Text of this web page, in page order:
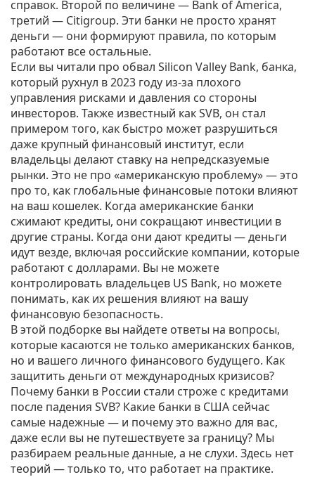
справок. Второй по величине — Bank of America,
третий — Citigroup. Эти банки не просто хранят
деньги — они формируют правила, по которым
работают все остальные.
Если вы читали про обвал Silicon Valley Bank, банка,
который рухнул в 2023 году из-за плохого
управления рисками и давления со стороны
инвесторов. Также известный какSVB, он стал
примером того, как быстро может разрушиться
даже крупный финансовый институт, если
владельцы делают ставку на непредсказуемые
рынки. Это не про «американскую проблему» — это
про то, как глобальные финансовые потоки влияют
на ваш кошелек. Когда американские банки
сжимают кредиты, они сокращают инвестиции в
другие страны. Когда они дают кредиты — деньги
идут везде, включая российские компании, которые
работают с долларами. Вы не можете
контролировать владельцев US Bank, но можете
понимать, как их решения влияют на вашу
финансовую безопасность.
В этой подборке вы найдете ответы на вопросы,
которые касаются не только американских банков,
но и вашего личного финансового будущего. Как
защитить деньги от международных кризисов?
Почему банки в России стали строже с кредитами
после падения SVB? Какие банки в США сейчас
самые надежные — и почему это важно для вас,
даже если вы не путешествуете за границу? Мы
разбираем реальные данные, а не слухи. Здесь нет
теорий — только то, что работает на практике.